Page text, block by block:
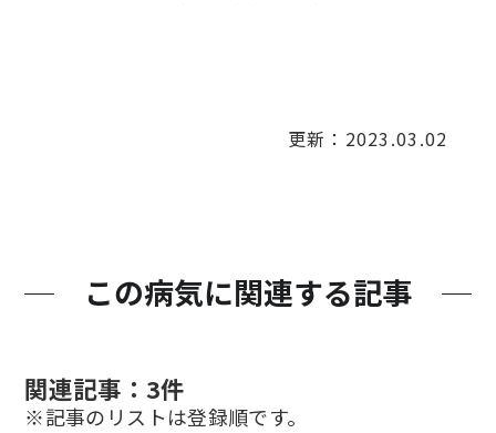
更新：2023.03.02
この病気に関連する記事
関連記事：3件
※記事のリストは登録順です。